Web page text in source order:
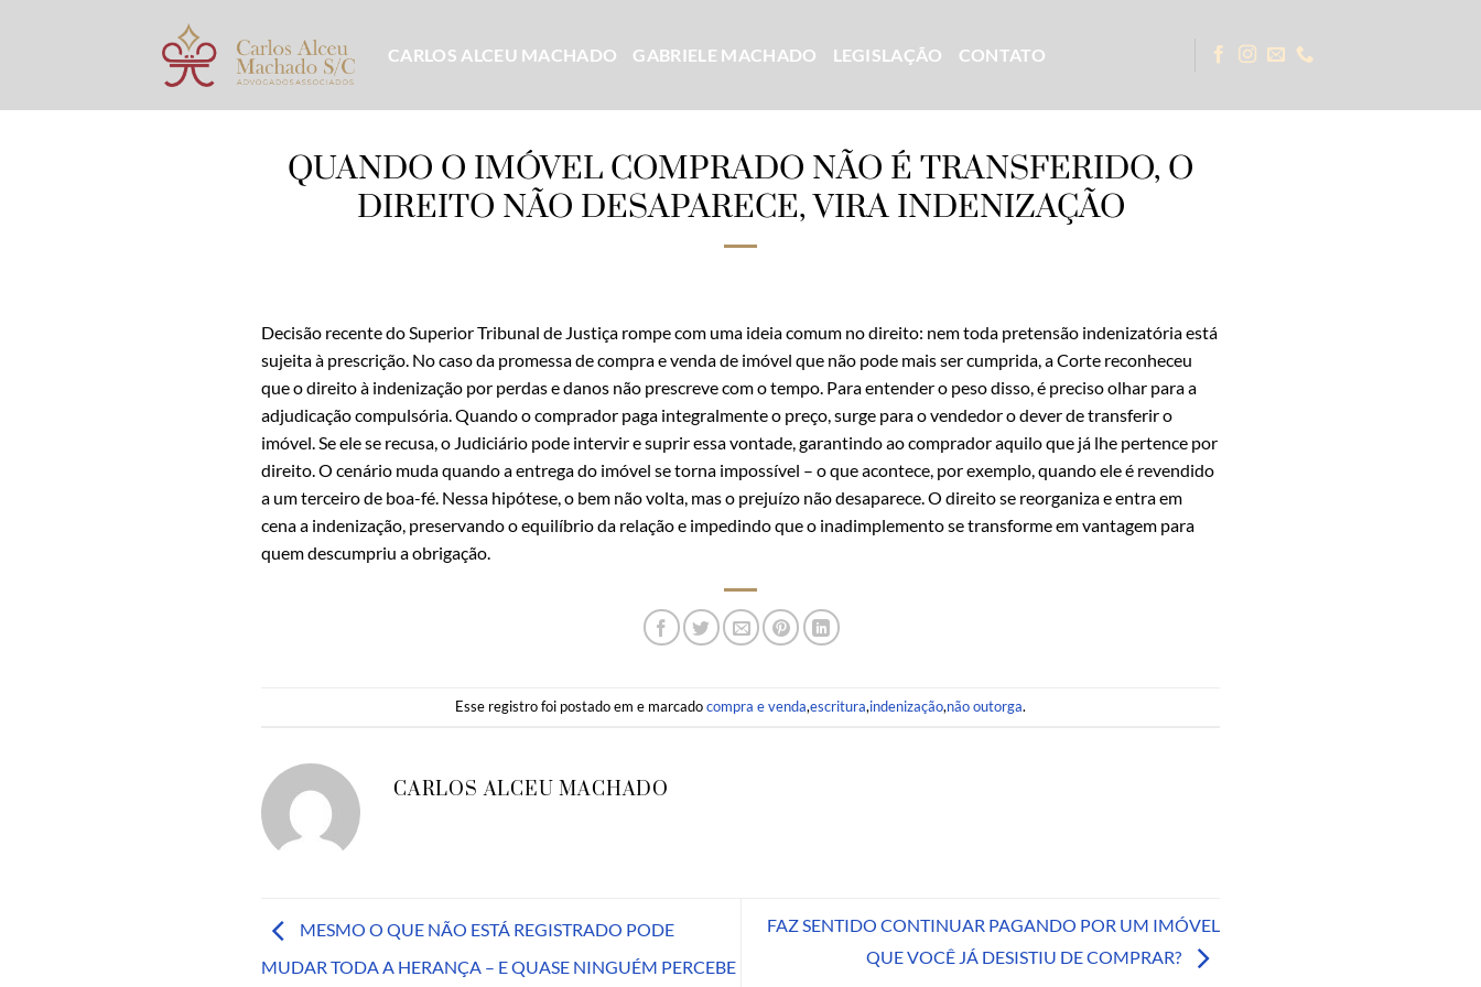
CARLOS ALCEU MACHADO GABRIELE MACHADO LEGISLAÇÃO CONTATO
QUANDO O IMÓVEL COMPRADO NÃO É TRANSFERIDO, O
DIREITO NÃO DESAPARECE, VIRA INDENIZAÇÃO
Decisão recente do Superior Tribunal de Justiça rompe com uma ideia comum no direito: nem toda pretensão indenizatória está
sujeita à prescrição. No caso da promessa de compra e venda de imóvel que não pode mais ser cumprida, a Corte reconheceu
que o direito à indenização por perdas e danos não prescreve com o tempo. Para entender o peso disso, é preciso olhar para a
adjudicação compulsória. Quando o comprador paga integralmente o preço, surge para o vendedor o dever de transferir o
imóvel. Se ele se recusa, o Judiciário pode intervir e suprir essa vontade, garantindo ao comprador aquilo que já lhe pertence por
direito. O cenário muda quando a entrega do imóvel se torna impossível – o que acontece, por exemplo, quando ele é revendido
a um terceiro de boa-fé. Nessa hipótese, o bem não volta, mas o prejuízo não desaparece. O direito se reorganiza e entra em
cena a indenização, preservando o equilíbrio da relação e impedindo que o inadimplemento se transforme em vantagem para
quem descumpriu a obrigação.
Esse registro foi postado em e marcadocompra e venda,escritura,indenização,não outorga.
CARLOS ALCEU MACHADO
MESMO O QUE NÃO ESTÁ REGISTRADO PODE
MUDAR TODA A HERANÇA – E QUASE NINGUÉM PERCEBE
FAZ SENTIDO CONTINUAR PAGANDO POR UM IMÓVEL
QUE VOCÊ JÁ DESISTIU DE COMPRAR?